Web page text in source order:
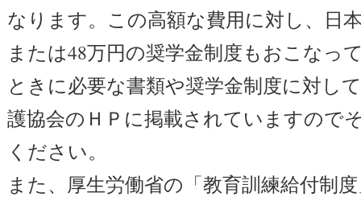
なります。この高額な費用に対し、日
または48万円の奨学金制度もおこなっ
ときに必要な書類や奨学金制度に対し
護協会のＨＰに掲載されていますので
ください。
また、厚生労働省の「教育訓練給付制